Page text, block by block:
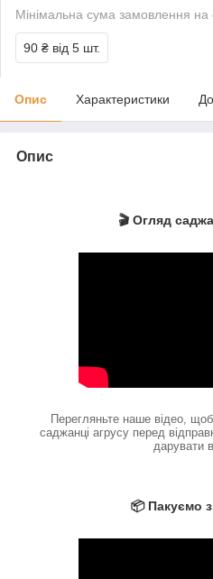
Мінімальна сума замовлення
90 ₴ від 5 шт.
Опис Характеристики
Опис
🎬 Огляд
Перегляньте наше відео,
саджанці агрусу перед
дарувати
📦 Пакуємо